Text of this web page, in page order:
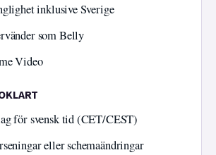
inklusive Sverige
som Belly
Video
för svensk tid (CET/CEST)
eller schemaändringar